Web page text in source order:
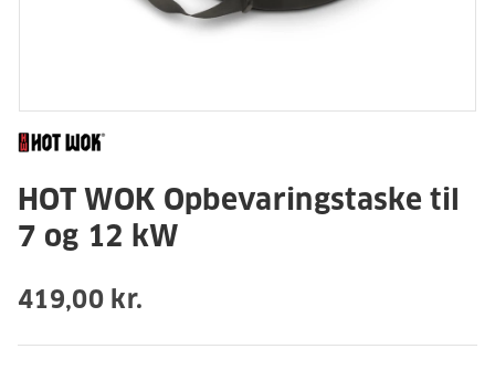
HOT WOK Opbevaringstaske til
7 og 12 kW
419,00 kr.